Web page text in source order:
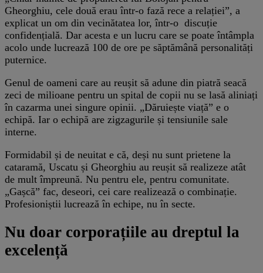
Gheorghiu, cele două erau într-o fază rece a relației”, a
explicat un om din vecinătatea lor, într-o discuție
confidențială. Dar acesta e un lucru care se poate întâmpla
acolo unde lucrează 100 de ore pe săptămână personalități
puternice.
Genul de oameni care au reușit să adune din piatră seacă
zeci de milioane pentru un spital de copii nu se lasă aliniați
în cazarma unei singure opinii. „Dăruiește viață” e o
echipă. Iar o echipă are zigzagurile și tensiunile sale
interne.
Formidabil și de neuitat e că, deși nu sunt prietene la
cataramă, Uscatu și Gheorghiu au reușit să realizeze atât
de mult împreună. Nu pentru ele, pentru comunitate.
„Gașcă” fac, deseori, cei care realizează o combinație.
Profesioniștii lucrează în echipe, nu în secte.
Nu doar corporațiile au dreptul la
excelență